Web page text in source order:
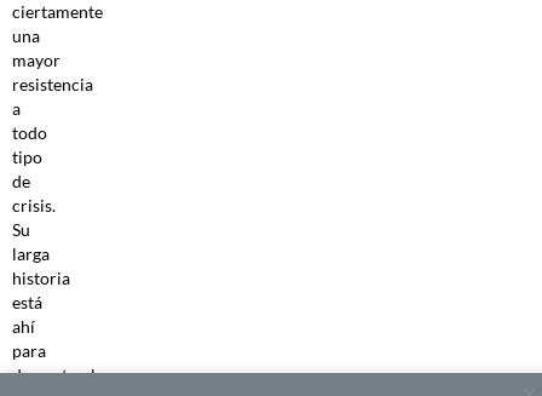
ciertamente
una
mayor
resistencia
a
todo
tipo
de
crisis.
Su
larga
historia
está
ahí
para
demostrarlo.